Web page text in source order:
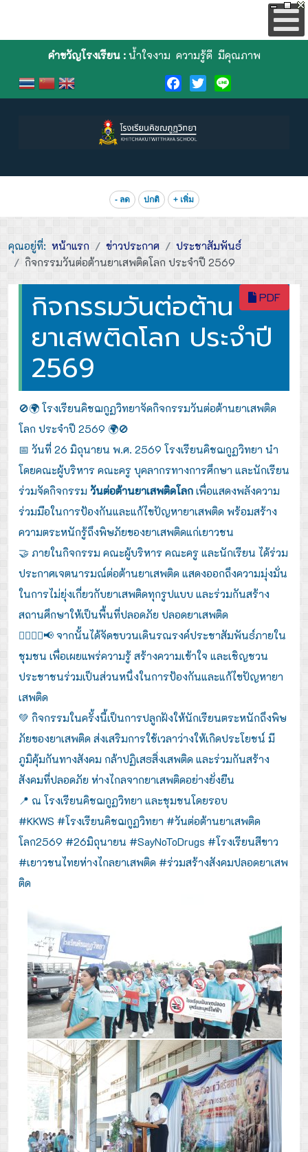
คำขวัญโรงเรียน :น้ำใจงาม ความรู้ดี มีคุณภาพ
Facebook
TwitterLine
- ลด ปกติ + เพิ่ม
คุณอยู่ที่: หน้าแรก ข่าวประกาศ
ประชาสัมพันธ์
กิจกรรมวันต่อต้านยาเสพติดโลก ประจำปี 2569
PDF
กิจกรรมวันต่อต้าน
ยาเสพติดโลก ประจำปี
2569
🚫🌍 โรงเรียนคิชฌกูฏวิทยาจัดกิจกรรมวันต่อต้านยาเสพติด
โลก ประจำปี 2569 🌍🚫
📅 วันที่ 26 มิถุนายน พ.ศ. 2569 โรงเรียนคิชฌกูฏวิทยา นำ
โดยคณะผู้บริหาร คณะครู บุคลากรทางการศึกษา และนักเรียน
ร่วมจัดกิจกรรม วันต่อต้านยาเสพติดโลก เพื่อแสดงพลังความ
ร่วมมือในการป้องกันและแก้ไขปัญหายาเสพติด พร้อมสร้าง
ความตระหนักรู้ถึงพิษภัยของยาเสพติดแก่เยาวชน
🤝 ภายในกิจกรรม คณะผู้บริหาร คณะครู และนักเรียน ได้ร่วม
ประกาศเจตนารมณ์ต่อต้านยาเสพติด แสดงออกถึงความมุ่งมั่น
ในการไม่ยุ่งเกี่ยวกับยาเสพติดทุกรูปแบบ และร่วมกันสร้าง
สถานศึกษาให้เป็นพื้นที่ปลอดภัย ปลอดยาเสพติด
🚶‍♂️🚶‍♀️📢 จากนั้นได้จัดขบวนเดินรณรงค์ประชาสัมพันธ์ภายใน
ชุมชน เพื่อเผยแพร่ความรู้ สร้างความเข้าใจ และเชิญชวน
ประชาชนร่วมเป็นส่วนหนึ่งในการป้องกันและแก้ไขปัญหายา
เสพติด
💚 กิจกรรมในครั้งนี้เป็นการปลูกฝังให้นักเรียนตระหนักถึงพิษ
ภัยของยาเสพติด ส่งเสริมการใช้เวลาว่างให้เกิดประโยชน์ มี
ภูมิคุ้มกันทางสังคม กล้าปฏิเสธสิ่งเสพติด และร่วมกันสร้าง
สังคมที่ปลอดภัย ห่างไกลจากยาเสพติดอย่างยั่งยืน
📍 ณ โรงเรียนคิชฌกูฏวิทยา และชุมชนโดยรอบ
#KKWS #โรงเรียนคิชฌกูฏวิทยา #วันต่อต้านยาเสพติด
โลก2569 #26มิถุนายน #SayNoToDrugs #โรงเรียนสีขาว
#เยาวชนไทยห่างไกลยาเสพติด #ร่วมสร้างสังคมปลอดยาเสพ
ติด